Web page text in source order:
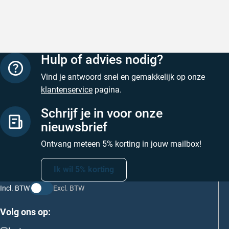
Hulp of advies nodig?
Vind je antwoord snel en gemakkelijk op onze
klantenservice pagina.
Schrijf je in voor onze
nieuwsbrief
Ontvang meteen 5% korting in jouw mailbox!
Ik wil 5% korting
Incl. BTW Excl. BTW
Volg ons op: